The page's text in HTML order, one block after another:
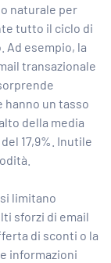
naturale per
tutto il ciclo di
Ad esempio, la
transazionale
hanno un tasso
della media
17,9%. Inutile
limitano
sforzi di email
di sconti o la
informazioni